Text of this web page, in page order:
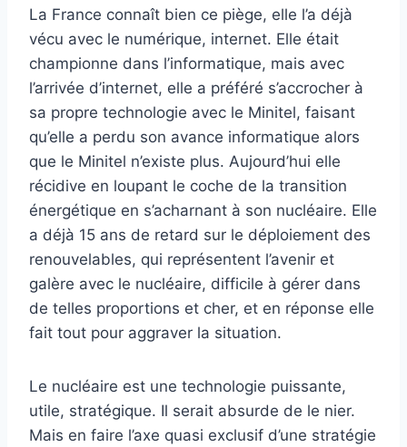
La France connaît bien ce piège, elle l’a déjà
vécu avec le numérique, internet. Elle était
championne dans l’informatique, mais avec
l’arrivée d’internet, elle a préféré s’accrocher à
sa propre technologie avec le Minitel, faisant
qu’elle a perdu son avance informatique alors
que le Minitel n’existe plus. Aujourd’hui elle
récidive en loupant le coche de la transition
énergétique en s’acharnant à son nucléaire. Elle
a déjà 15 ans de retard sur le déploiement des
renouvelables, qui représentent l’avenir et
galère avec le nucléaire, difficile à gérer dans
de telles proportions et cher, et en réponse elle
fait tout pour aggraver la situation.
Le nucléaire est une technologie puissante,
utile, stratégique. Il serait absurde de le nier.
Mais en faire l’axe quasi exclusif d’une stratégie